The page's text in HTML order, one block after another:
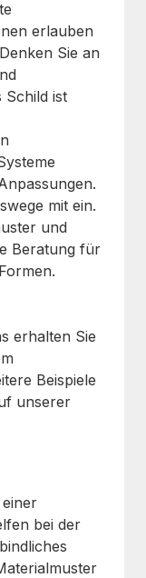
erlauben
Sie an
Schild ist
mit ein.
und
Beratung für
erhalten Sie
Beispiele
unserer
bei der